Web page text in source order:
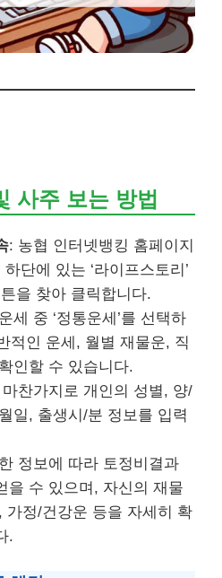
사주 보는 방법
: 농협 인터넷뱅킹 홈페이지
하단에 있는 ‘라이프스토리’
튼을 찾아 클릭합니다.
세 중 ‘정통운세’를 선택하
적인 운세, 월별 재물운, 직
인할 수 있습니다.
마찬가지로 개인의 성별, 양/
일, 출생시/분 정보를 입력
정보에 따라 토정비결과
을 수 있으며, 자신의 재물
가정/건강운 등을 자세히 확
.